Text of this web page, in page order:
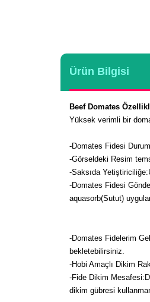
Ürün Bilgisi
Beef Domates
Yüksek verimli bir
-Domates Fidesi
-Görseldeki Resim
-Saksıda
-Domates Fidesi
aquasorb(Sutut)
-Domates Fidelerim
bekletebilirsiniz.
-Hobi Amaçlı Dikim
-Fide Dikim
dikim gübresi